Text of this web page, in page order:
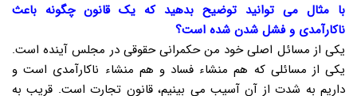
با مثال می توانید توضیح بدهید که یک قانون چگونه باعث
ناکارآمدی و فشل شدن شده است؟
یکی از مسائل اصلی خود من حکمرانی حقوقی در مجلس آینده است.
یکی از مسائلی که هم منشاء فساد و هم منشاء ناکارآمدی است و
داریم به شدت از آن آسیب می بینیم، قانون تجارت است. قریب به